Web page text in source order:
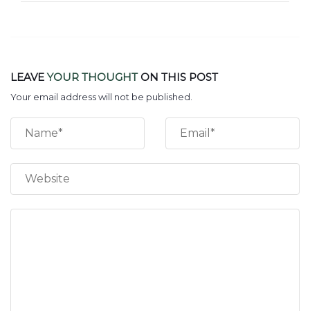
LEAVEYOUR THOUGHTON THIS POST
Your email address will not be published.